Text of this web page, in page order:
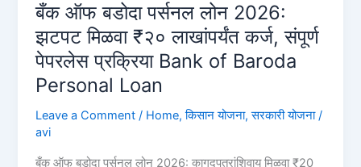
बँक ऑफ बडोदा पर्सनल लोन 2026:
झटपट मिळवा ₹२० लाखांपर्यंत कर्ज, संपूर्ण
पेपरलेस प्रक्रिया Bank of Baroda
Personal Loan
Leave a Comment / Home,किसान योजना,सरकारी योजना/
avi
बँक ऑफ बडोदा पर्सनल लोन 2026: कागदपत्रांशिवाय मिळवा ₹20